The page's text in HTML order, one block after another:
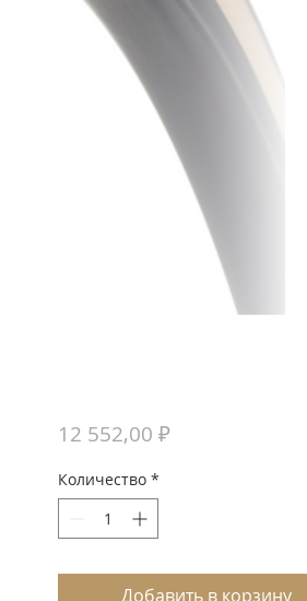
12 552,00 ₽Цена
Количество *
Добавить в корзину